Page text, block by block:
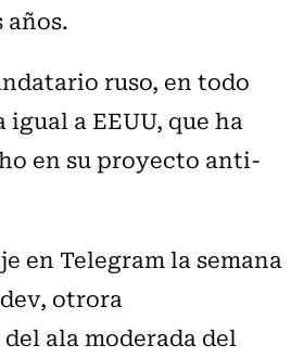
años.
ruso, en todo
igual a EEUU, que ha
en su proyecto anti-
en Telegram la semana
otrora
ala moderada del